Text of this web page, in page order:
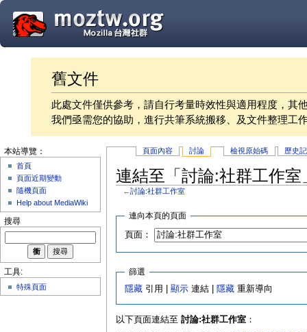
舊文件
此處文件僅供參考，請自行考量時效性與適用程度，其
我們亟需您的協助，進行共筆系統搬移、及文件整理工
頁面內容 討論 檢視原始碼 歷史
連結至「討論:社群工作室
←討論:社群工作室
連向本頁的頁面
頁面：
篩選
隱藏 引用 |顯示 連結 | 隱藏 重新導向
以下頁面連結至 討論:社群工作室：
本站導覽：
首頁
頁面近期變動
隨機頁面
Help about MediaWiki
搜尋
工具:
特殊頁面